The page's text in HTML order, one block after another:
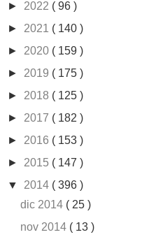
► 2022 ( 96 )
► 2021 ( 140 )
► 2020 ( 159 )
► 2019 ( 175 )
► 2018 ( 125 )
► 2017 ( 182 )
► 2016 ( 153 )
► 2015 ( 147 )
▼ 2014 ( 396 )
dic 2014 ( 25 )
nov 2014 ( 13 )